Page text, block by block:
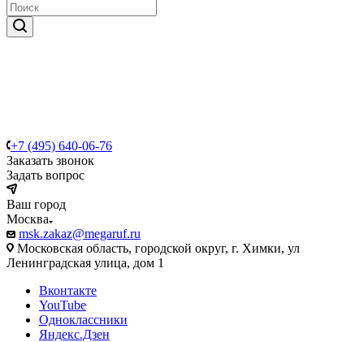
+7 (495) 640-06-76
Заказать звонок
Задать вопрос
Ваш город
Москва
msk.zakaz@megaruf.ru
Московская область, городской округ, г. Химки, ул
Ленинградская улица, дом 1
Вконтакте
YouTube
Одноклассники
Яндекс.Дзен